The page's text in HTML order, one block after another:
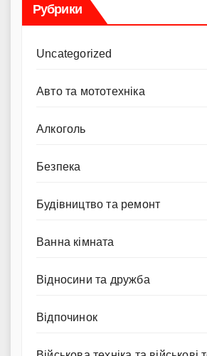
Рубрики
Uncategorized
Авто та мототехніка
Алкоголь
Безпека
Будівництво та ремонт
Ванна кімната
Відносини та дружба
Відпочинок